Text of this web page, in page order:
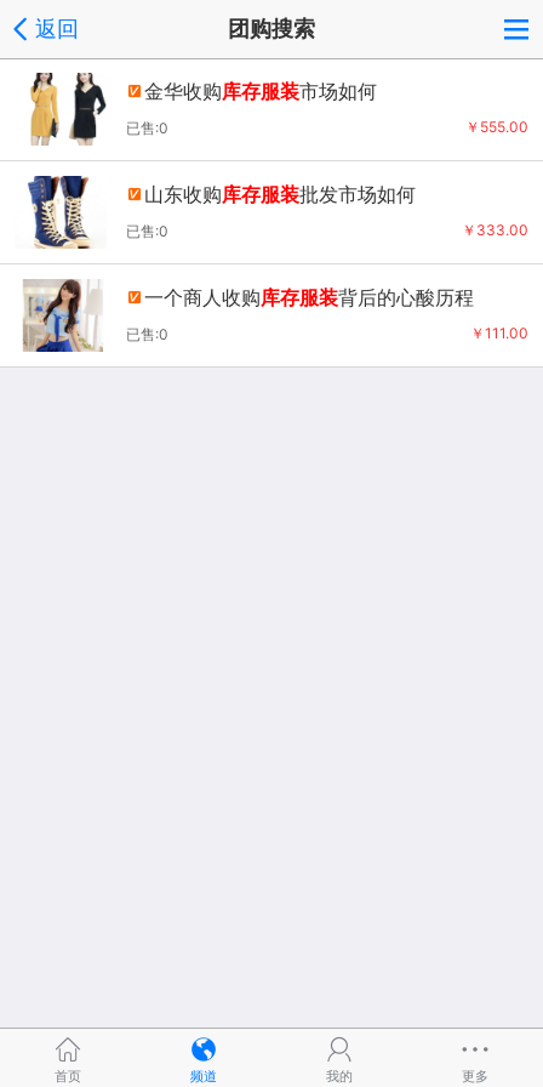
返回 团购搜索
金华收购库存服装市场如何
￥555.00
已售:0
山东收购库存服装批发市场如何
￥333.00
已售:0
一个商人收购库存服装背后的心酸历程
￥111.00
已售:0
首页 频道 我的 更多